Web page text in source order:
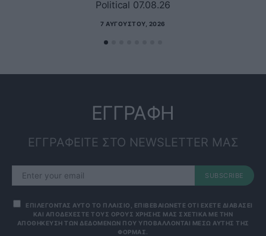
Political 07.08.26
7 ΑΥΓΟΎΣΤΟΥ, 2026
ΕΓΓΡΑΦΗ
ΕΓΓΡΑΦΕΙΤΕ ΣΤΟ NEWSLETTER ΜΑΣ
SUBSCRIBE
ΕΠΙΛΕΓΟΝΤΑΣ ΑΥΤΟ ΤΟ ΠΛΑΙΣΙΟ, ΕΠΙΒΕΒΑΙΩΝΕΤΕ ΟΤΙ ΕΧΕΤΕ ΔΙΑΒΑΣΕΙ
ΚΑΙ ΑΠΟΔΕΧΕΣΤΕ ΤΟΥΣ ΟΡΟΥΣ ΧΡΗΣΗΣ ΜΑΣ ΣΧΕΤΙΚΑ ΜΕ ΤΗΝ
ΑΠΟΘΗΚΕΥΣΗ ΤΩΝ ΔΕΔΟΜΕΝΩΝ ΠΟΥ ΥΠΟΒΑΛΛΟΝΤΑΙ ΜΕΣΩ ΑΥΤΗΣ ΤΗΣ
ΦΟΡΜΑΣ.